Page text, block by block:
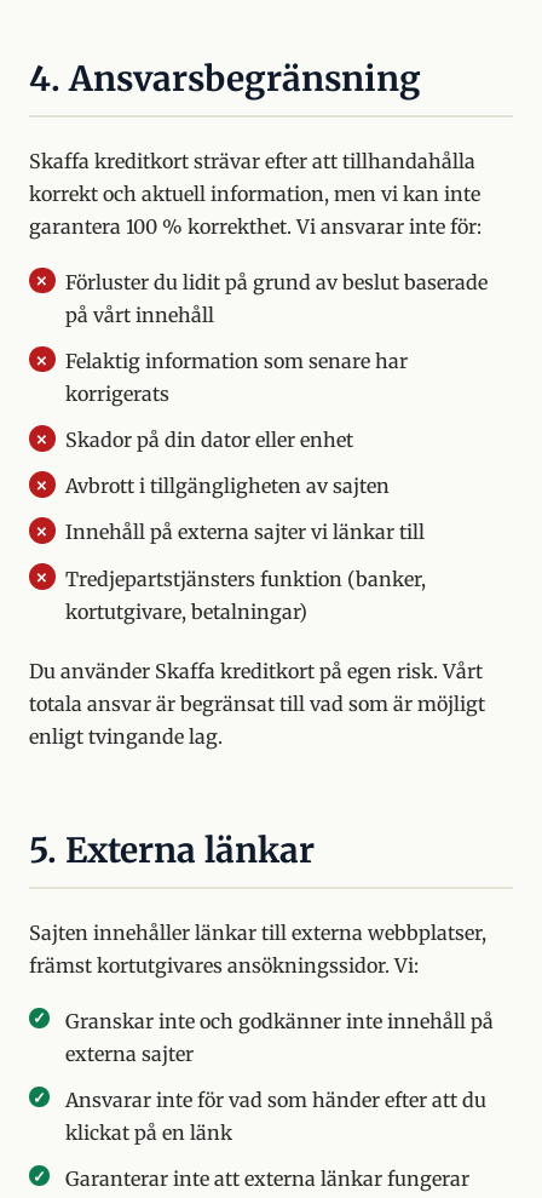
4. Ansvarsbegränsning
Skaffa kreditkort strävar efter att tillhandahålla
korrekt och aktuell information, men vi kan inte
garantera 100 % korrekthet. Vi ansvarar inte för:
Förluster du lidit på grund av beslut baserade
på vårt innehåll
Felaktig information som senare har
korrigerats
Skador på din dator eller enhet
Avbrott i tillgängligheten av sajten
Innehåll på externa sajter vi länkar till
Tredjepartstjänsters funktion (banker,
kortutgivare, betalningar)
Du använder Skaffa kreditkort på egen risk. Vårt
totala ansvar är begränsat till vad som är möjligt
enligt tvingande lag.
5. Externa länkar
Sajten innehåller länkar till externa webbplatser,
främst kortutgivares ansökningssidor. Vi:
Granskar inte och godkänner inte innehåll på
externa sajter
Ansvarar inte för vad som händer efter att du
klickat på en länk
Garanterar inte att externa länkar fungerar